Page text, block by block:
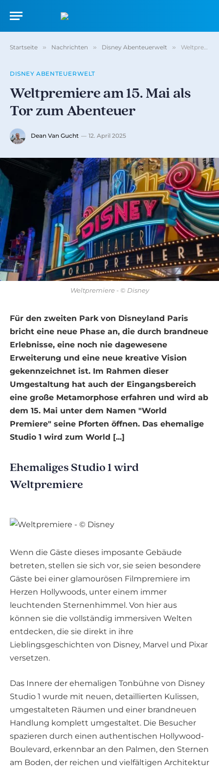
Startseite » Nachrichten » Disney Abenteuerwelt » Weltpremiere am 15. Mai als Tor zum Abenteuer
DISNEY ABENTEUERWELT
Weltpremiere am 15. Mai als
Tor zum Abenteuer
Dean Van Gucht 12. April 2025
Weltpremiere - © Disney
Für den zweiten Park von Disneyland Paris
bricht eine neue Phase an, die durch brandneue
Erlebnisse, eine noch nie dagewesene
Erweiterung und eine neue kreative Vision
gekennzeichnet ist. Im Rahmen dieser
Umgestaltung hat auch der Eingangsbereich
eine große Metamorphose erfahren und wird ab
dem 15. Mai unter dem Namen "World
Premiere" seine Pforten öffnen. Das ehemalige
Studio 1 wird zum World [...]
Ehemaliges Studio 1 wird
Weltpremiere
Wenn die Gäste dieses imposante Gebäude
betreten, stellen sie sich vor, sie seien besondere
Gäste bei einer glamourösen Filmpremiere im
Herzen Hollywoods, unter einem immer
leuchtenden Sternenhimmel. Von hier aus
können sie die vollständig immersiven Welten
entdecken, die sie direkt in ihre
Lieblingsgeschichten von Disney, Marvel und Pixar
versetzen.
Das Innere der ehemaligen Tonbühne von Disney
Studio 1 wurde mit neuen, detaillierten Kulissen,
umgestalteten Räumen und einer brandneuen
Handlung komplett umgestaltet. Die Besucher
spazieren durch einen authentischen Hollywood-
Boulevard, erkennbar an den Palmen, den Sternen
am Boden, der reichen und vielfältigen Architektur